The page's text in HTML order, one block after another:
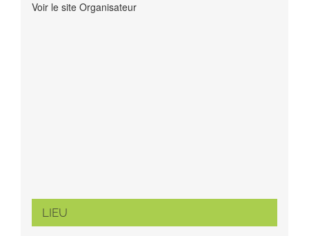
Voir le site Organisateur
LIEU